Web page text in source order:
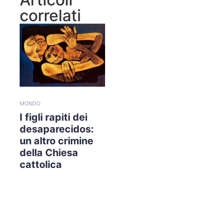
correlati
MONDO
I figli rapiti dei
desaparecidos:
un altro crimine
della Chiesa
cattolica